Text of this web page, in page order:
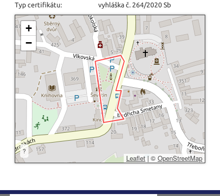
Typ certifikátu:
vyhláška č. 264/2020 Sb
+
−
?
Leaflet | © OpenStreetMap